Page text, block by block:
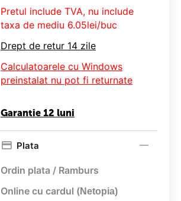
Pretul include TVA, nu include
taxa de mediu 6.05lei/buc
Drept de retur 14 zile
Calculatoarele cu Windows
preinstalat nu pot fi returnate
Garantie 12 luni
Plata
Ordin plata / Ramburs
Online cu cardul (Netopia)